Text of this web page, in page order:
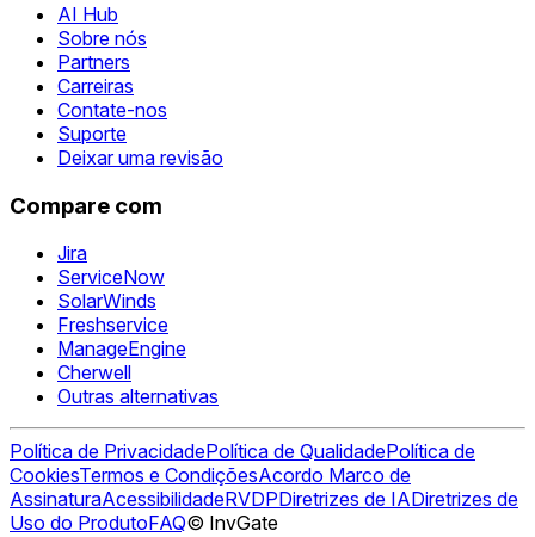
AI Hub
Sobre nós
Partners
Carreiras
Contate-nos
Suporte
Deixar uma revisão
Compare com
Jira
ServiceNow
SolarWinds
Freshservice
ManageEngine
Cherwell
Outras alternativas
Política de PrivacidadePolítica de QualidadePolítica de
CookiesTermos e CondiçõesAcordo Marco de
AssinaturaAcessibilidadeRVDPDiretrizes de IADiretrizes de
Uso do ProdutoFAQ© InvGate